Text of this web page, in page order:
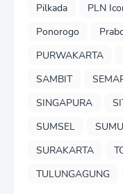
Pilkada
PLN
Ponorogo
PURWAKARTA
SAMBIT
SINGAPURA
SUMSEL
SURAKARTA
TULUNGAGUNG